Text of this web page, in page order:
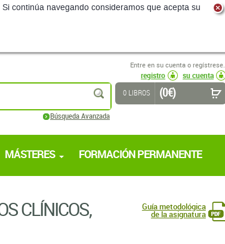
continúa navegando consideramos que acepta su
Entre en su cuenta o regístrese.
registro
su cuenta
buscar
Búsqueda Avanzada
0 LIBROS (0 €)
MÁSTERES FORMACIÓN PERMANENTE
CLÍNICOS, Guía metodológica
de la asignatura